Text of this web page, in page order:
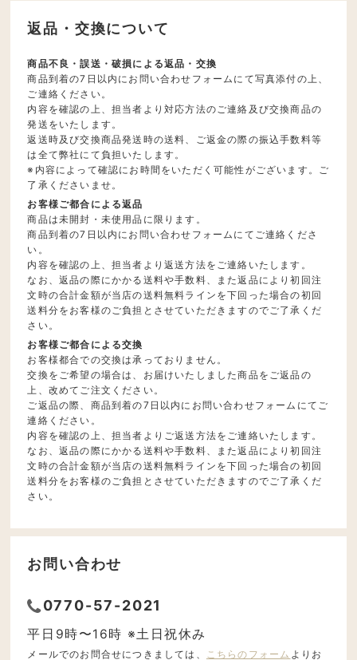
返品・交換について
商品不良・誤送・破損による返品・交換
商品到着の7日以内にお問い合わせフォームにて写真添付の上、
ご連絡ください。
内容を確認の上、担当者より対応方法のご連絡及び交換商品の
発送をいたします。
返送時及び交換商品発送時の送料、ご返金の際の振込手数料等
は全て弊社にて負担いたします。
※内容によって確認にお時間をいただく可能性がございます。ご
了承くださいませ。
お客様ご都合による返品
商品は未開封・未使用品に限ります。
商品到着の7日以内にお問い合わせフォームにてご連絡くださ
い。
内容を確認の上、担当者より返送方法をご連絡いたします。
なお、返品の際にかかる送料や手数料、また返品により初回注
文時の合計金額が当店の送料無料ラインを下回った場合の初回
送料分をお客様のご負担とさせていただきますのでご了承くだ
さい。
お客様ご都合による交換
お客様都合での交換は承っておりません。
交換をご希望の場合は、お届けいたしました商品をご返品の
上、改めてご注文ください。
ご返品の際、商品到着の7日以内にお問い合わせフォームにてご
連絡ください。
内容を確認の上、担当者よりご返送方法をご連絡いたします。
なお、返品の際にかかる送料や手数料、また返品により初回注
文時の合計金額が当店の送料無料ラインを下回った場合の初回
送料分をお客様のご負担とさせていただきますのでご了承くだ
さい。
お問い合わせ
0770-57-2021
平日9時〜16時 ※土日祝休み
メールでのお問合せにつきましては、 こちらのフォーム よりお